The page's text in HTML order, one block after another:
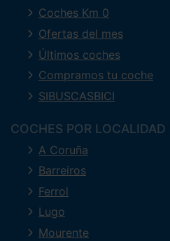
Coches Km 0
Ofertas del mes
Últimos coches
Compramos tu coche
SIBUSCASBICI
COCHES POR LOCALIDAD
A Coruña
Barreiros
Ferrol
Lugo
Mourente